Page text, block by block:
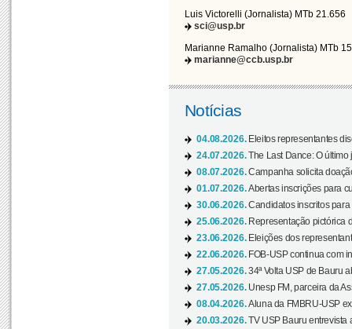
Luis Victorelli (Jornalista) MTb 21.656
sci@usp.br
Marianne Ramalho (Jornalista) MTb
marianne@ccb.usp.br
Notícias
04.08.2026. Eleitos representantes
24.07.2026.The Last Dance: O
08.07.2026.Campanha solicita
01.07.2026.Abertas inscrições para
30.06.2026.Candidatos inscritos
25.06.2026. Representação pictórica
23.06.2026. Eleições dos
22.06.2026. FOB-USP continua com
27.05.2026.34ª Volta USP de Bauru
27.05.2026. Unesp FM, parceira da
08.04.2026.Aluna da FMBRU-USP
20.03.2026.TV USP Bauru entrevista